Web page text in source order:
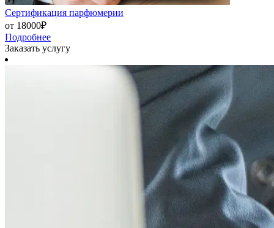
Сертификация парфюмерии
от 18000₽
Подробнее
Заказать услугу